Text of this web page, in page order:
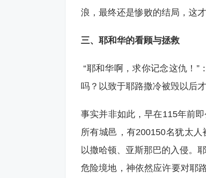
浪，最终还是惨败的结局，这
三、耶和华的看顾与拯救
“耶和华啊，求你记念这仇！
吗？以致于耶路撒冷被毁以后
事实并非如此，早在115年前
所有城邑，有200150名犹太人
以撒哈顿、亚斯那巴的入侵。
危险境地，神依然应许要对耶